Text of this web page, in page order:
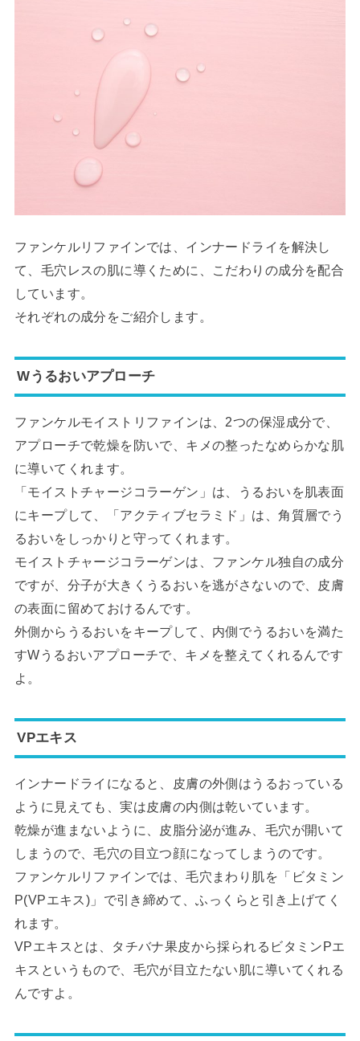
ファンケルリファインでは、インナードライを解決し
て、毛穴レスの肌に導くために、こだわりの成分を配合
しています。
それぞれの成分をご紹介します。
Wうるおいアプローチ
ファンケルモイストリファインは、2つの保湿成分で、
アプローチで乾燥を防いで、キメの整ったなめらかな肌
に導いてくれます。
「モイストチャージコラーゲン」は、うるおいを肌表面
にキープして、「アクティブセラミド」は、角質層でう
るおいをしっかりと守ってくれます。
モイストチャージコラーゲンは、ファンケル独自の成分
ですが、分子が大きくうるおいを逃がさないので、皮膚
の表面に留めておけるんです。
外側からうるおいをキープして、内側でうるおいを満た
すWうるおいアプローチで、キメを整えてくれるんです
よ。
VPエキス
インナードライになると、皮膚の外側はうるおっている
ように見えても、実は皮膚の内側は乾いています。
乾燥が進まないように、皮脂分泌が進み、毛穴が開いて
しまうので、毛穴の目立つ顔になってしまうのです。
ファンケルリファインでは、毛穴まわり肌を「ビタミン
P(VPエキス)」で引き締めて、ふっくらと引き上げてく
れます。
VPエキスとは、タチバナ果皮から採られるビタミンPエ
キスというもので、毛穴が目立たない肌に導いてくれる
んですよ。